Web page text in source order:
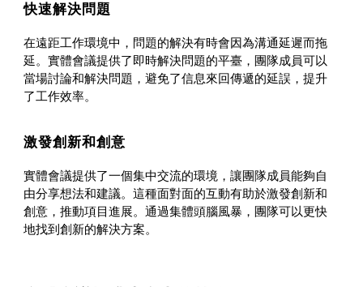
快速解決問題
在遠距工作環境中，問題的解決有時會因為溝通延遲而拖
延。實體會議提供了即時解決問題的平臺，團隊成員可以
當場討論和解決問題，避免了信息來回傳遞的延誤，提升
了工作效率。
激發創新和創意
實體會議提供了一個集中交流的環境，讓團隊成員能夠自
由分享想法和建議。這種面對面的互動有助於激發創新和
創意，推動項目進展。通過集體頭腦風暴，團隊可以更快
地找到創新的解決方案。